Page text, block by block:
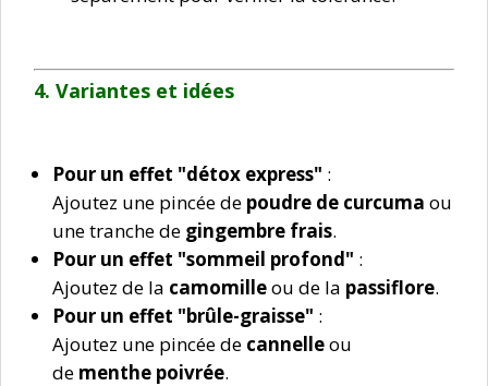
4. Variantes et idées
Pour un effet "détox express" :
Ajoutez une pincée de poudre de curcuma ou
une tranche de gingembre frais.
Pour un effet "sommeil profond" :
Ajoutez de la camomilleou de la passiflore.
Pour un effet "brûle-graisse" :
Ajoutez une pincée de cannelleou
de menthe poivrée.